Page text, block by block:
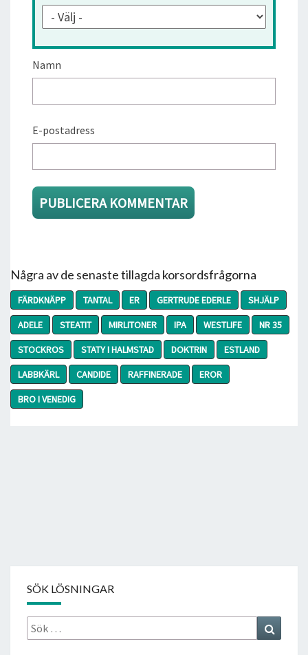
Namn
E-postadress
Några av de senaste tillagda korsordsfrågorna
FÄRDKNÄPP TANTAL ER GERTRUDE EDERLE
SHJÄLP
ADELE
STEATIT MIRLITONER IPA WESTLIFE
NR 35
STOCKROS
STATY I HALMSTAD DOKTRIN
ESTLAND
LABBKÄRL
CANDIDE RAFFINERADE
EROR
BRO I VENEDIG
SÖK LÖSNINGAR
Sök
efter: